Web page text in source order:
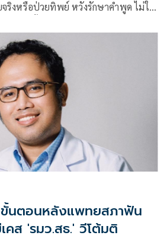
งหรือป่วยทิพย์ หวังรักษาคำพูด ไม่ใช้
นตอนหลังแพทยสภาฟัน
คส 'รมว.สธ.' วีโต้มติ